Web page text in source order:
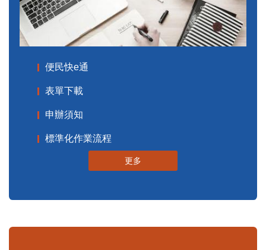
便民快e通
表單下載
申辦須知
標準化作業流程
更多